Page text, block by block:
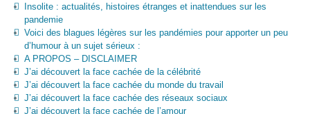
Insolite : actualités, histoires étranges et inattendues sur les
pandemie
Voici des blagues légères sur les pandémies pour apporter un peu
d’humour à un sujet sérieux :
A PROPOS – DISCLAIMER
J’ai découvert la face cachée de la célébrité
J’ai découvert la face cachée du monde du travail
J’ai découvert la face cachée des réseaux sociaux
J’ai découvert la face cachée de l’amour